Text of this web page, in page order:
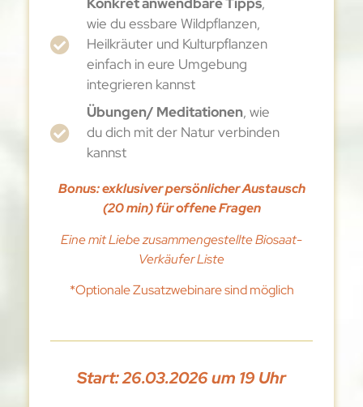
wie du essbare Wildpflanzen,
Heilkräuter und Kulturpflanzen
einfach in eure Umgebung
integrieren kannst
Übungen/ Meditationen, wie
du dich mit der Natur verbinden
kannst
Bonus: exklusiver persönlicher Austausch
(20 min) für offene Fragen
Eine mit Liebe zusammengestellte Biosaat-
Verkäufer Liste
*Optionale Zusatzwebinare sind möglich
Start: 26.03.2026 um 19 Uhr